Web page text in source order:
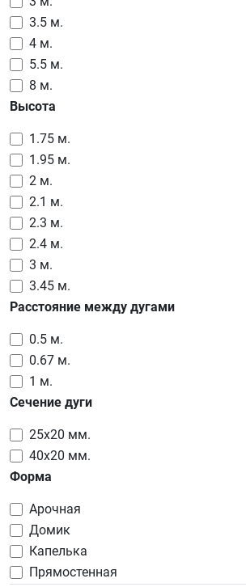
3.5 м.
4 м.
5.5 м.
8 м.
Высота
1.75 м.
1.95 м.
2 м.
2.1 м.
2.3 м.
2.4 м.
3 м.
3.45 м.
Расстояние между дугами
0.5 м.
0.67 м.
1 м.
Сечение дуги
25x20 мм.
40x20 мм.
Форма
Арочная
Домик
Капелька
Прямостенная